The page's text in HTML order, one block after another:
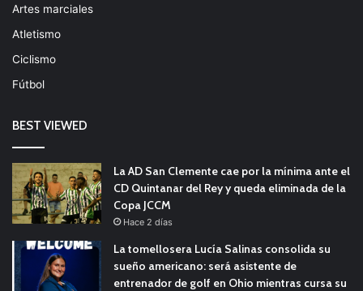
Artes marciales
Atletismo
Ciclismo
Fútbol
BEST VIEWED
La AD San Clemente cae por la mínima ante el
CD Quintanar del Rey y queda eliminada de la
Copa JCCM
Hace 2 días
La tomellosera Lucía Salinas consolida su
sueño americano: será asistente de
entrenador de golf en Ohio mientras cursa su